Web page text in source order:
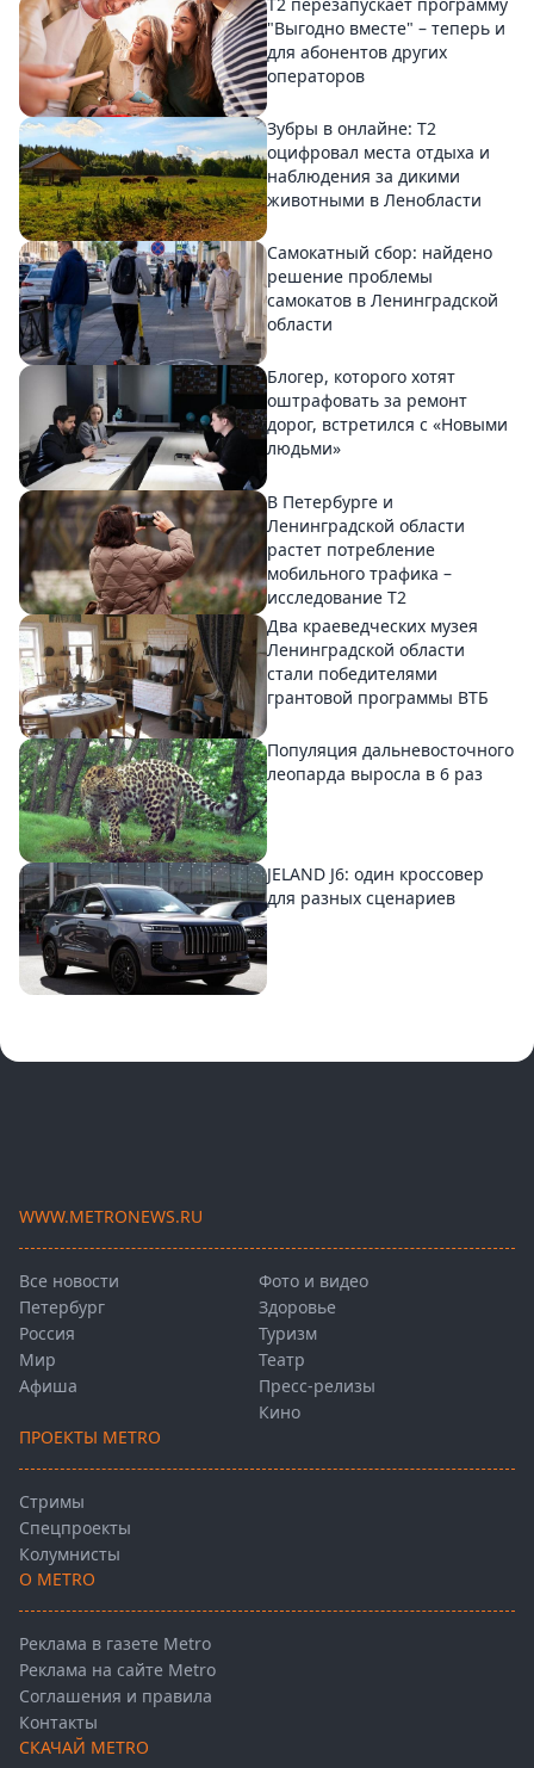
"Выгодно вместе" – теперь и
для абонентов других
операторов
Зубры в онлайне: Т2
оцифровал места отдыха и
наблюдения за дикими
животными в Ленобласти
Самокатный сбор: найдено
решение проблемы
самокатов в Ленинградской
области
Блогер, которого хотят
оштрафовать за ремонт
дорог, встретился с «Новыми
людьми»
В Петербурге и
Ленинградской области
растет потребление
мобильного трафика –
исследование T2
Два краеведческих музея
Ленинградской области
стали победителями
грантовой программы ВТБ
Популяция дальневосточного
леопарда выросла в 6 раз
JELAND J6: один кроссовер
для разных сценариев
WWW.METRONEWS.RU
Все новости
Петербург
Россия
Мир
Афиша
Фото и видео
Здоровье
Туризм
Театр
Пресс-релизы
Кино
ПРОЕКТЫ METRO
Стримы
Спецпроекты
Колумнисты
О METRO
Реклама в газете Metro
Реклама на сайте Metro
Соглашения и правила
Контакты
СКАЧАЙ METRO